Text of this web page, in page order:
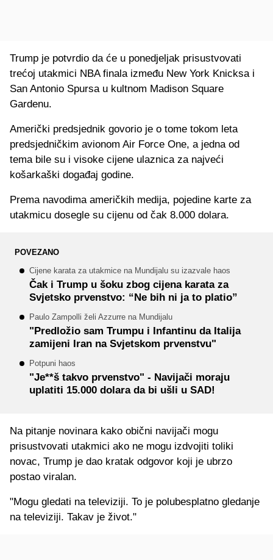
Trump je potvrdio da će u ponedjeljak prisustvovati
trećoj utakmici NBA finala između New York Knicksa i
San Antonio Spursa u kultnom Madison Square
Gardenu.
Američki predsjednik govorio je o tome tokom leta
predsjedničkim avionom Air Force One, a jedna od
tema bile su i visoke cijene ulaznica za najveći
košarkaški događaj godine.
Prema navodima američkih medija, pojedine karte za
utakmicu dosegle su cijenu od čak 8.000 dolara.
POVEZANO
Cijene karata za utakmice na Mundijalu su izazvale haos
Čak i Trump u šoku zbog cijena karata za
Svjetsko prvenstvo: “Ne bih ni ja to platio”
Paulo Zampolli želi Azzurre na Mundijalu
"Predložio sam Trumpu i Infantinu da Italija
zamijeni Iran na Svjetskom prvenstvu"
Potpuni haos
"Je**š takvo prvenstvo" - Navijači moraju
uplatiti 15.000 dolara da bi ušli u SAD!
Na pitanje novinara kako obični navijači mogu
prisustvovati utakmici ako ne mogu izdvojiti toliki
novac, Trump je dao kratak odgovor koji je ubrzo
postao viralan.
"Mogu gledati na televiziji. To je polubesplatno gledanje
na televiziji. Takav je život."